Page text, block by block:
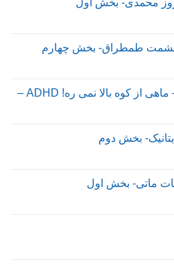
51 – الهام سهیلی – ماهی از کوه بالا نمی ره! ADHD –